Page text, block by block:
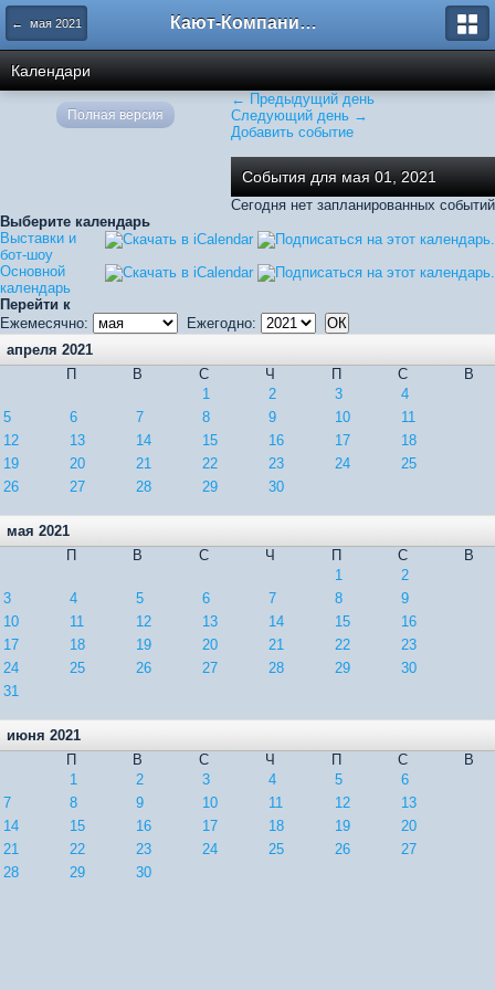
← мая 2021 Кают-Компания "Катера и Яхты"
Календари
← Предыдущий день
Следующий день →
Добавить событие
События для мая 01, 2021
Сегодня нет запланированных событий
Выберите календарь
Выставки и
бот-шоу
Основной
календарь
Перейти к
Ежемесячно:
Ежегодно:
апреля 2021
П
В С Ч П С
В
1
2 3
4
5
6 7 8 9 10
11
12
13 14 15 16 17
18
19
20 21 22 23 24
25
26
27 28 29 30
мая 2021
П
В С Ч П С
В
1
2
3
4 5 6 7 8
9
10
11 12 13 14 15
16
17
18 19 20 21 22
23
24
25 26 27 28 29
30
31
июня 2021
П
В С Ч П С
В
1
2 3 4 5
6
7
8 9 10 11 12
13
14
15 16 17 18 19
20
21
22 23 24 25 26
27
28
29 30
Полная версия